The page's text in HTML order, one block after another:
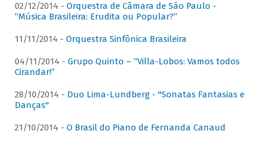
02/12/2014 - Orquestra de Câmara de São Paulo -
“Música Brasileira: Erudita ou Popular?”
11/11/2014 - Orquestra Sinfônica Brasileira
04/11/2014 - Grupo Quinto – “Villa-Lobos: Vamos todos
Cirandar!”
28/10/2014 - Duo Lima-Lundberg - "Sonatas Fantasias e
Danças"
21/10/2014 - O Brasil do Piano de Fernanda Canaud